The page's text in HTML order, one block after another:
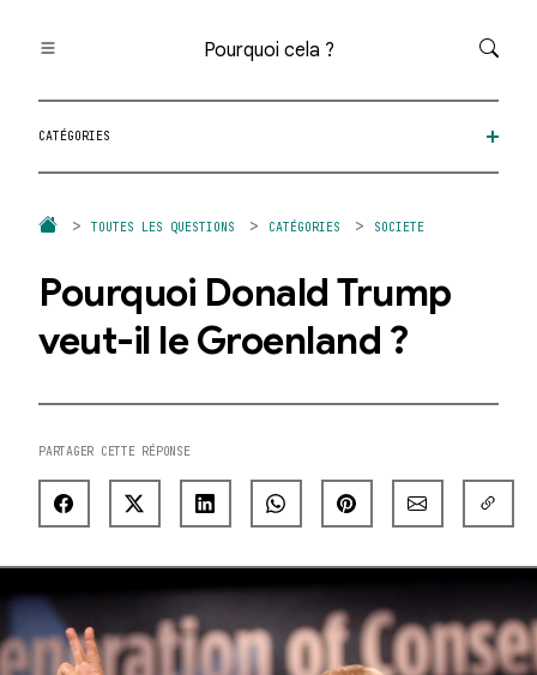
Pourquoi cela ?
Toutes les questions
Catégories
Question au hasard
CATÉGORIES
TOUTES LES QUESTIONS CATÉGORIES SOCIETE
Pourquoi Donald Trump
veut-il le Groenland ?
PARTAGER CETTE RÉPONSE